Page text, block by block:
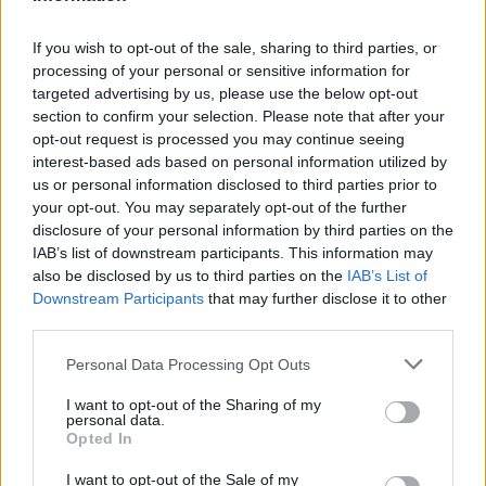
If you wish to opt-out of the sale, sharing to third parties, or
processing of your personal or sensitive information for
targeted advertising by us, please use the below opt-out
section to confirm your selection. Please note that after your
opt-out request is processed you may continue seeing
interest-based ads based on personal information utilized by
us or personal information disclosed to third parties prior to
your opt-out. You may separately opt-out of the further
disclosure of your personal information by third parties on the
IAB’s list of downstream participants. This information may
also be disclosed by us to third parties on the IAB’s List of
Downstream Participants that may further disclose it to other
Please note that this website/app uses one or more Google
not limited to your visit or usage behaviour. You may click to
grant or deny consent to Google and its third-party tags to
use your data for below specified purposes in below Google
consent section.
Personal Data Processing Opt Outs
I want to opt-out of the Sharing of my
personal data.
Opted In
I want to opt-out of the Sale of my
Καιρός σήμερα: 38άρια και ισχυροί βοριάδες –
Τοπικές βροχές και καταιγίδες στα ηπειρωτικά